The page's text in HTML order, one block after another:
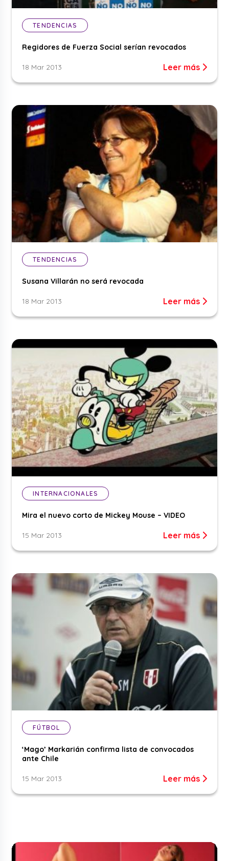
TENDENCIAS
Regidores de Fuerza Social serían revocados
18 Mar 2013 Leer más
TENDENCIAS
Susana Villarán no será revocada
18 Mar 2013 Leer más
INTERNACIONALES
Mira el nuevo corto de Mickey Mouse – VIDEO
15 Mar 2013 Leer más
FÚTBOL
‘Mago’ Markarián confirma lista de convocados
ante Chile
15 Mar 2013 Leer más